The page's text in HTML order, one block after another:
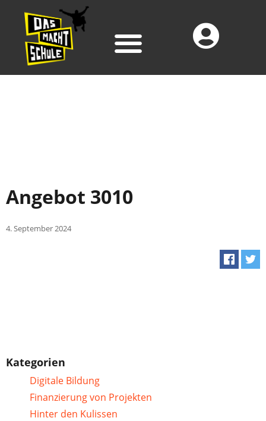
Angebot 3010
4. September 2024
Kategorien
Digitale Bildung
Finanzierung von Projekten
Hinter den Kulissen